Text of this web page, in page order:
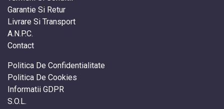
Garantie Si Retur
Livrare Si Transport
A.N.P.C.
Contact
Politica De Confidentialitate
Politica De Cookies
Informatii GDPR
S.O.L.